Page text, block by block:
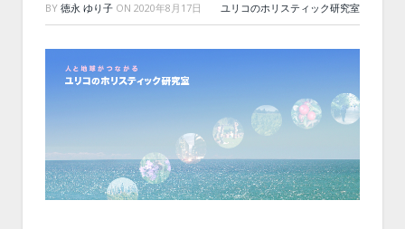
BY 徳永 ゆり子 ON 2020年8月17日 ユリコのホリスティック研究室